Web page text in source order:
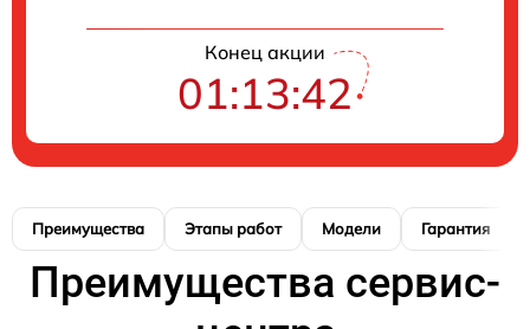
Конец акции
01:13:41
Преимущества Этапы работ Модели Гарантия
Преимущества сервис-